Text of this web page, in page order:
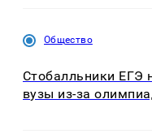
Общество
Стобалльники ЕГЭ
вузы из-за